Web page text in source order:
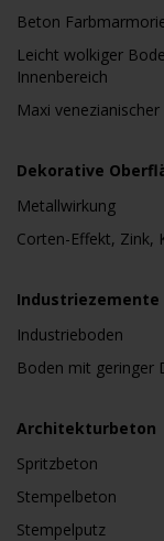
Beton
Leicht wolkiger
Innenbereich
Maxi
Dekorative
Metallwirkung
Corten-Effekt, Zink,
Industriezemente
Industrieboden
Boden mit geringer
Architekturbeton
Spritzbeton
Stempelbeton
Stempelputz